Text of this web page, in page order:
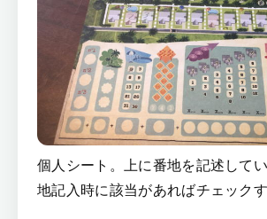
個人シート。上に番地を記述して
地記入時に該当があればチェックす